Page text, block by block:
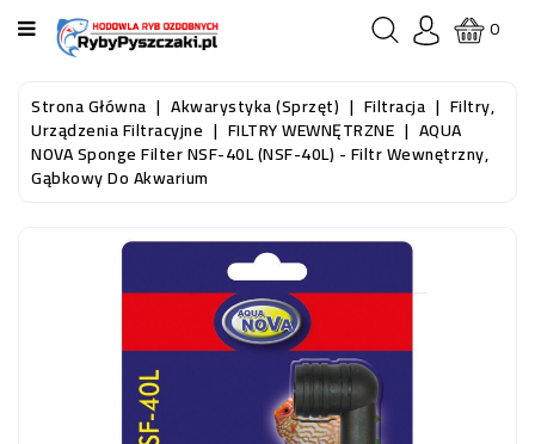
KATEGORIA
STRONA
GŁÓWNA
RYBY
0
Strona Główna Akwarystyka (sprzęt) Filtracja Filtry,
Urządzenia Filtracyjne FILTRY WEWNĘTRZNE AQUA
NOVA Sponge Filter NSF-40L (NSF-40L) - Filtr Wewnętrzny,
Gąbkowy Do Akwarium